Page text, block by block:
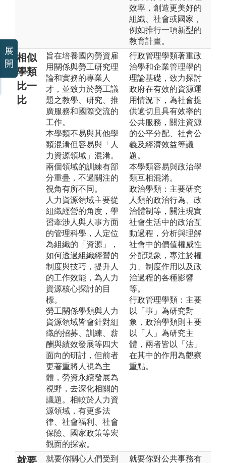
效率，創造更美好的
組織、社會或國家，
例如推行一項新型的
教育計畫。
相似
學類
比一
比
旨在培養國內勞資雇
用關係與勞工研究理
論和實務的專業人
才，並致力於勞工議
題之教學、研究、推
廣服務和國際交流的
工作。
本學類不易與其他學
類混淆但容易與「人
力資源領域」混淆。
兩個領域的訓練有部
分重疊，不過關注的
視角有所不同。
人力資源領域主要從
組織經營的角度，學
習牽涉人與人事方面
的管理科學，人定位
為組織的「資源」，
如何透過組織經營的
制度與技巧，提升人
的工作效能，為人力
資源核心探討的目
標。
勞工關係學類與人力
資源領域皆會針對組
織的招募、訓練、薪
酬與績效發展等四大
面向的研討，但前者
更著重將人視為主
體，勞資永續發展為
視野，去深化相關的
議題。相較於人力資
源領域，有更多法
律、社會福利、社會
保險、國家政策等宏
觀面的探索。
行政管理學類著重政
治學和企業管理學的
理論基礎，致力探討
政府在有效的資源運
用情況下，為社會提
供適切且具有效率的
公共服務，關注資源
的公平分配、社會公
義及經濟效益等議
題。
本學類容易與政治學
類互相混淆。
政治學類：主要研究
人類的政治行為、政
治體制等，關注現實
社會生活中的政治互
動過程，分析與理解
社會中的價值權威性
分配現象，專注於權
力、制度作用以及政
治過程的各種影響
等。
行政管理學類：主要
以「事」為研究對
象，政治學類則主要
以「人」為研究主
體，兩者皆以「法」
在其中的作用為觀察
重點。
就要 就要你關心人們受到 就要你對公共事務有
展
開